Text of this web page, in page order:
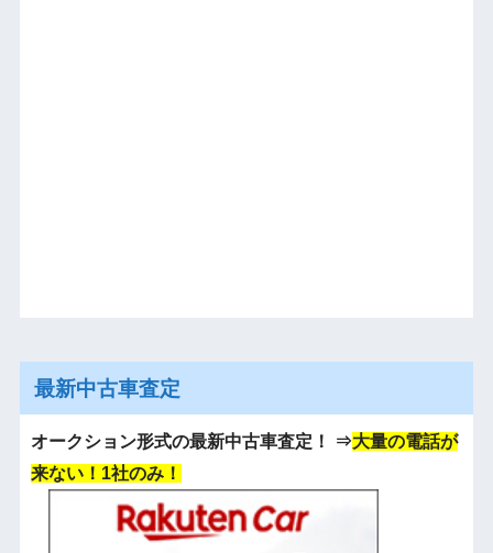
最新中古車査定
オークション形式の最新中古車査定！ ⇒大量の電話が
来ない！1社のみ！